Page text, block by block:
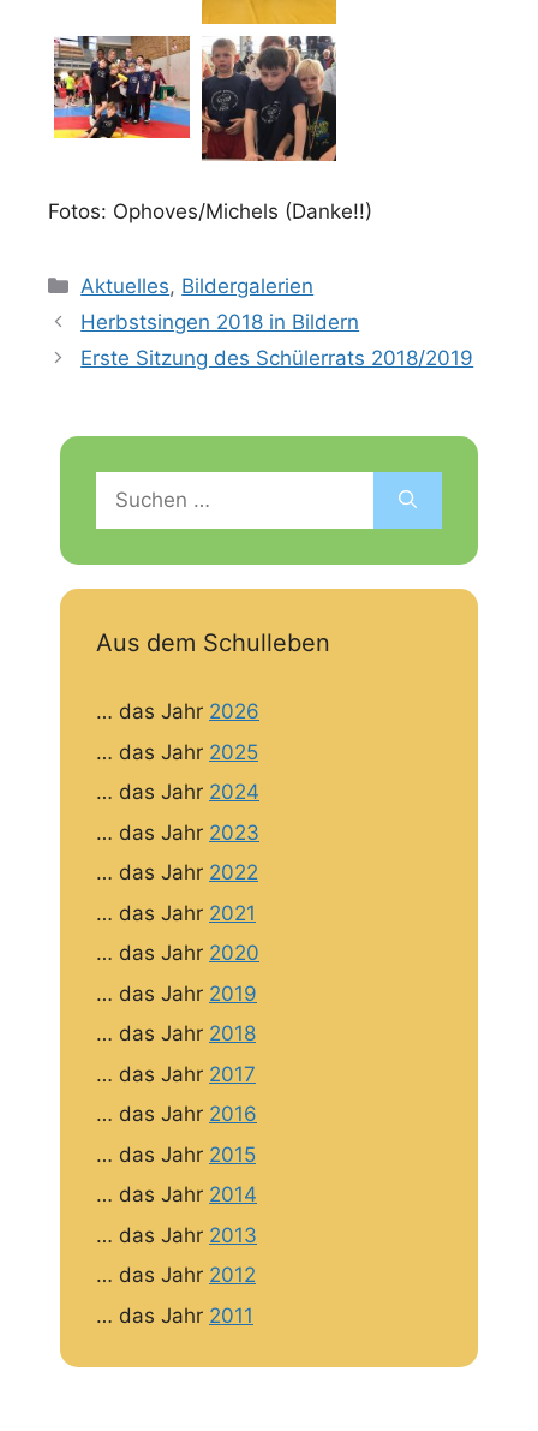
Fotos: Ophoves/Michels (Danke!!)
Kategorien
Aktuelles, Bildergalerien
Herbstsingen 2018 in Bildern
Erste Sitzung des Schülerrats 2018/2019
Suchen
nach:
Aus dem Schulleben
… das Jahr 2026
… das Jahr 2025
… das Jahr 2024
… das Jahr 2023
… das Jahr 2022
… das Jahr 2021
… das Jahr 2020
… das Jahr 2019
… das Jahr 2018
… das Jahr 2017
… das Jahr 2016
… das Jahr 2015
… das Jahr 2014
… das Jahr 2013
… das Jahr 2012
… das Jahr 2011